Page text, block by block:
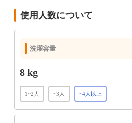
使用人数について
洗濯容量
8 kg
1~2人 ~3人 ~4人以上